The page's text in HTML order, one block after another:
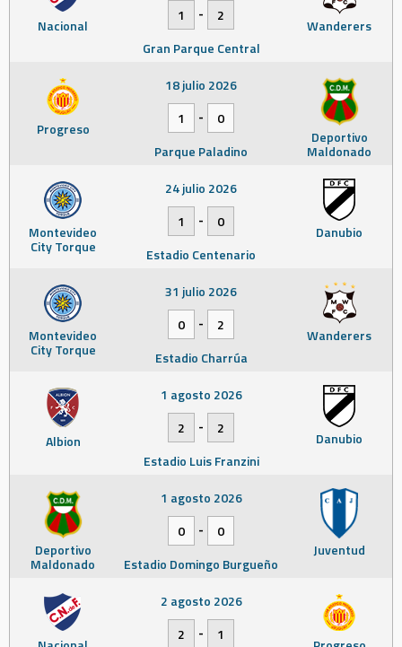
Nacional Wanderers
1
-
2
Gran Parque Central
Progreso Deportivo
Maldonado
18 julio 2026
1
-
0
Parque Paladino
Montevideo
City Torque
Danubio
24 julio 2026
1
-
0
Estadio Centenario
Montevideo
City Torque
Wanderers
31 julio 2026
0
-
2
Estadio Charrúa
Albion Danubio
1 agosto 2026
2
-
2
Estadio Luis Franzini
Deportivo
Maldonado
Juventud
1 agosto 2026
0
-
0
Estadio Domingo Burgueño
2 agosto 2026
2
- 1